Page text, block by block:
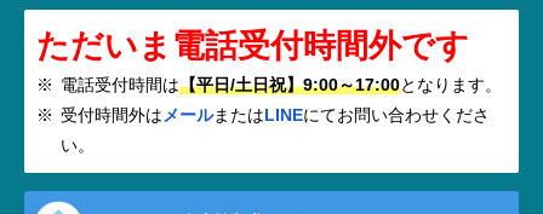
ただいま電話受付時間外です
電話受付時間は【平日/土日祝】9:00～17:00となります。
受付時間外は メールまたはLINEにてお問い合わせくださ
い。